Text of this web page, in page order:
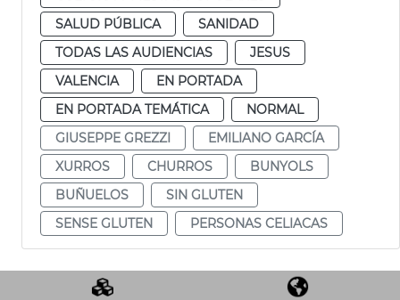
SALUD PÚBLICA
SANIDAD
TODAS LAS AUDIENCIAS
JESUS
VALENCIA
EN PORTADA
EN PORTADA TEMÁTICA
NORMAL
GIUSEPPE GREZZI
EMILIANO GARCÍA
XURROS
CHURROS
BUNYOLS
BUÑUELOS
SIN GLUTEN
SENSE GLUTEN
PERSONAS CELIACAS